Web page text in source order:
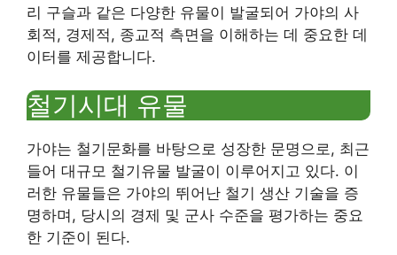
리 구슬과 같은 다양한 유물이 발굴되어 가야의 사
회적, 경제적, 종교적 측면을 이해하는 데 중요한 데
이터를 제공합니다.
철기시대 유물
가야는 철기문화를 바탕으로 성장한 문명으로, 최근
들어 대규모 철기유물 발굴이 이루어지고 있다. 이
러한 유물들은 가야의 뛰어난 철기 생산 기술을 증
명하며, 당시의 경제 및 군사 수준을 평가하는 중요
한 기준이 된다.